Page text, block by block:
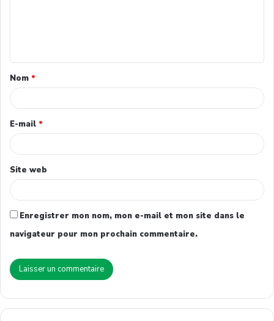
Nom *
E-mail *
Site web
Enregistrer mon nom, mon e-mail et mon site dans le
navigateur pour mon prochain commentaire.